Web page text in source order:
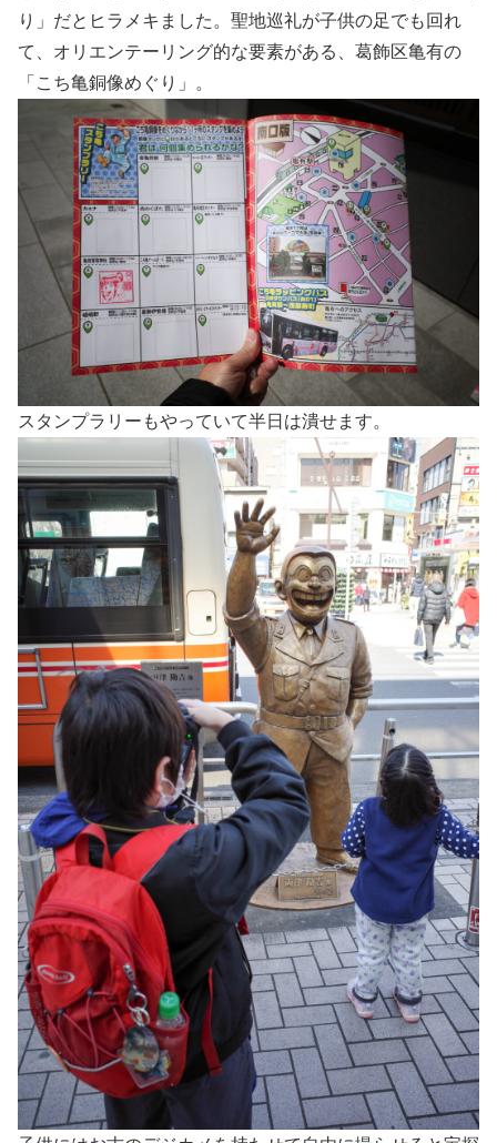
り」だとヒラメキました。聖地巡礼が子供の足でも回れ
て、オリエンテーリング的な要素がある、葛飾区亀有の
「こち亀銅像めぐり」。
スタンプラリーもやっていて半日は潰せます。